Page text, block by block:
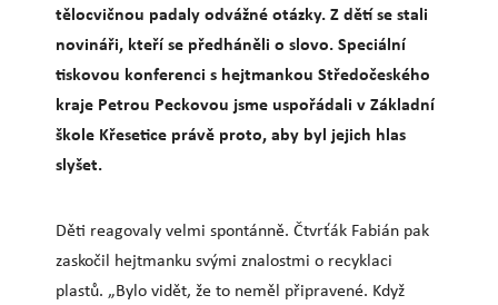
tělocvičnou padaly odvážné otázky. Z dětí se stali
novináři, kteří se předháněli o slovo. Speciální
tiskovou konferenci s hejtmankou Středočeského
kraje Petrou Peckovou jsme uspořádali v Základní
škole Křesetice právě proto, aby byl jejich hlas
slyšet.
Děti reagovaly velmi spontánně. Čtvrťák Fabián pak
zaskočil hejtmanku svými znalostmi o recyklaci
plastů. „Bylo vidět, že to neměl připravené. Když